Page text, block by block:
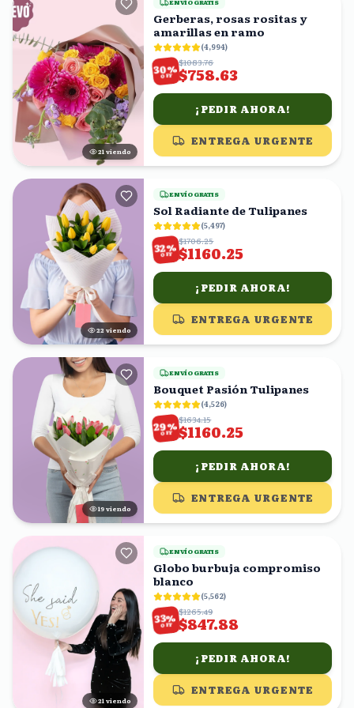
22 viendo
ENVÍO GRATIS
Gerberas, rosas rositas y
amarillas en ramo
(4,994)
30%
OFF
$1083.76
$758.63
¡PEDIR AHORA!
ENTREGA URGENTE
22 viendo
ENVÍO GRATIS
Sol Radiante de Tulipanes
(5,497)
32%
OFF
$1706.25
$1160.25
¡PEDIR AHORA!
ENTREGA URGENTE
18 viendo
ENVÍO GRATIS
Bouquet Pasión Tulipanes
(4,526)
29%
OFF
$1634.15
$1160.25
¡PEDIR AHORA!
ENTREGA URGENTE
21 viendo
ENVÍO GRATIS
Globo burbuja compromiso
blanco
(5,562)
33%
OFF
$1265.49
$847.88
¡PEDIR AHORA!
ENTREGA URGENTE